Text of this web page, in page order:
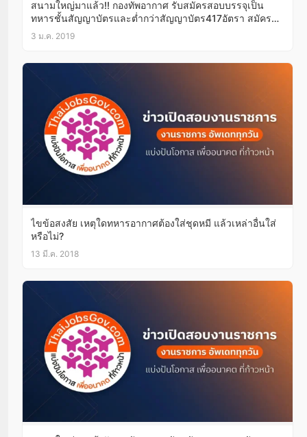
สนามใหญ่มาแล้ว!! กองทัพอากาศ รับสมัครสอบบรรจุเป็น
ทหารชั้นสัญญาบัตรและต่ำกว่าสัญญาบัตร417อัตรา สมัคร
ออนไลน์16ม.ค.-25ก.พ.62
3 ม.ค. 2019
ไขข้อสงสัย เหตุใดทหารอากาศต้องใส่ชุดหมี แล้วเหล่าอื่นใส่
หรือไม่?
13 มี.ค. 2018